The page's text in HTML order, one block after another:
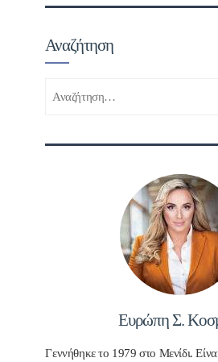
Αναζήτηση
Ευρώπη Σ.
Γεννήθηκε το 1979 στο Μενίδι.